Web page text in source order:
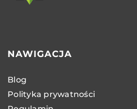
NAWIGACJA
Blog
Polityka prywatności